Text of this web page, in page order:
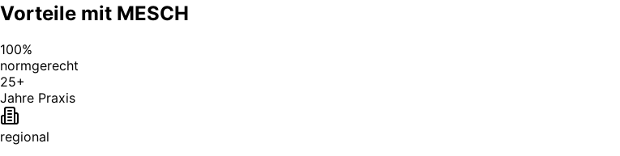
Vorteile mit MESCH
100%
normgerecht
25+
Jahre Praxis
regional